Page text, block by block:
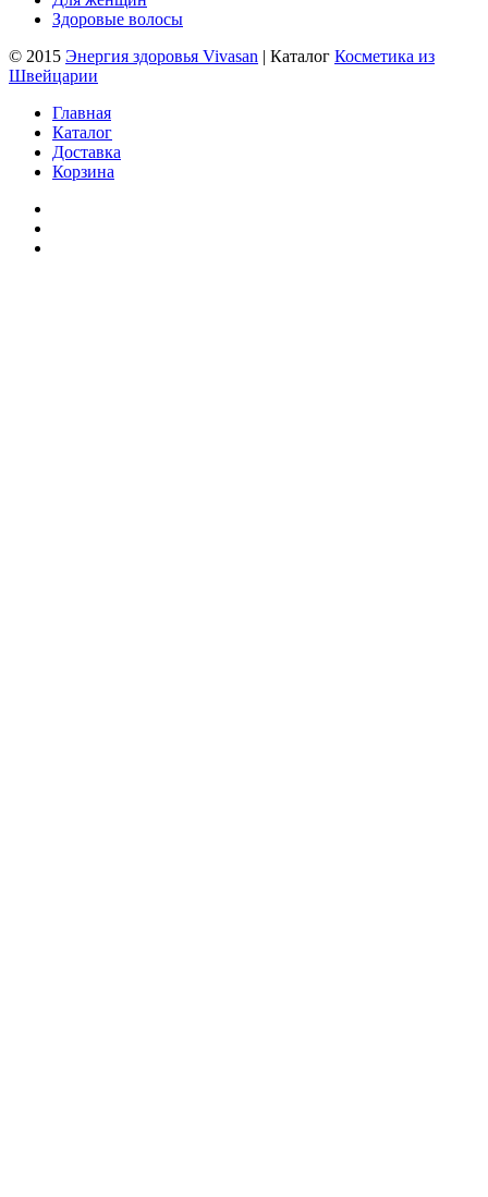
Здоровые волосы
© 2015 Энергия здоровья Vivasan | Каталог Косметика из
Швейцарии
Главная
Каталог
Доставка
Корзина